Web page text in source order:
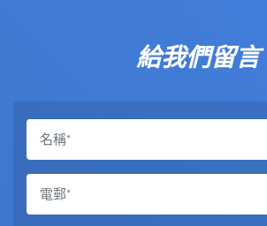
給我們留言